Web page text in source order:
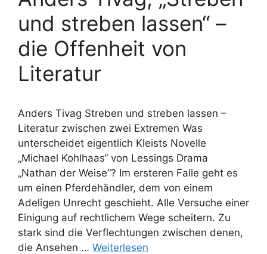
und streben lassen“ –
die Offenheit von
Literatur
Anders Tivag Streben und streben lassen –
Literatur zwischen zwei Extremen Was
unterscheidet eigentlich Kleists Novelle
„Michael Kohlhaas“ von Lessings Drama
„Nathan der Weise“? Im ersteren Falle geht es
um einen Pferdehändler, dem von einem
Adeligen Unrecht geschieht. Alle Versuche einer
Einigung auf rechtlichem Wege scheitern. Zu
stark sind die Verflechtungen zwischen denen,
die Ansehen … Weiterlesen